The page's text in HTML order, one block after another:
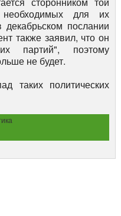
необходимых для их
послании
также заявил, что он
партий", поэтому
не будет.
таких политических